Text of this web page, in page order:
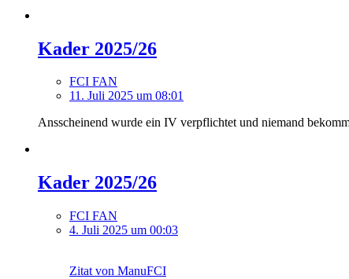
Kader 2025/26
FCI FAN
11. Juli 2025 um 08:01
Ansscheinend wurde ein IV verpflichtet und niemand
Kader 2025/26
FCI FAN
4. Juli 2025 um 00:03
Zitat von ManuFCI